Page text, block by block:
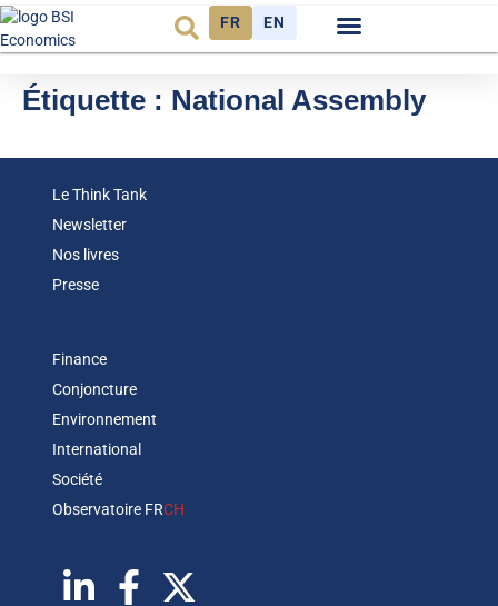
FR EN
Étiquette : National Assembly
Le Think Tank
Newsletter
Nos livres
Presse
Finance
Conjoncture
Environnement
International
Société
Observatoire FRCH